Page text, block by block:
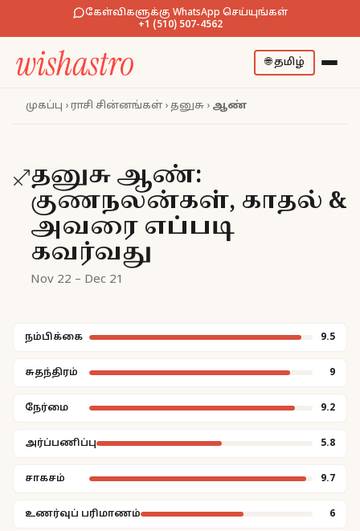
கேள்விகளுக்கு WhatsApp செய்யுங்கள்
+1 (510) 507-4562
🌐தமிழ்
முகப்பு ›ராசி சின்னங்கள்› தனுசு › ஆண்
♐தனுசு ஆண்:
குணநலன்கள், காதல் &
அவரை எப்படி
கவர்வது
Nov 22 – Dec 21
நம்பிக்கை 9.5
சுதந்திரம் 9
நேர்மை 9.2
அர்ப்பணிப்பு 5.8
சாகசம் 9.7
உணர்வுப் பரிமாணம் 6